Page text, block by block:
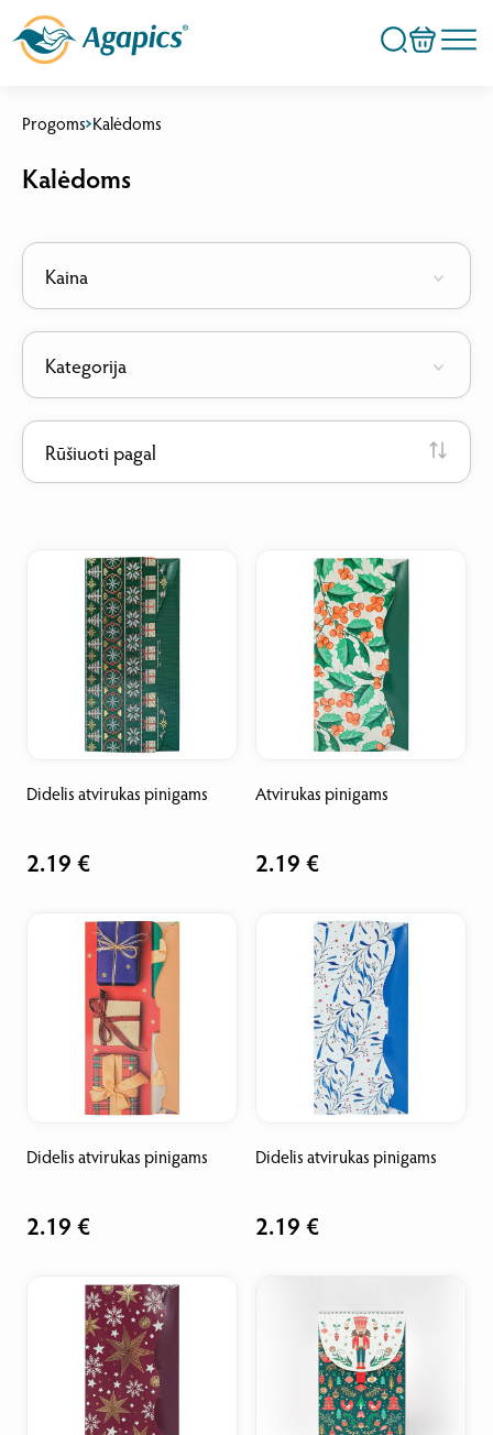
Kalėdoms
Progoms Kalėdoms
Kaina
Kategorija
Didelis atvirukas pinigams
2.19 €
Atvirukas pinigams
2.19 €
Didelis atvirukas pinigams
2.19 €
Didelis atvirukas pinigams
2.19 €